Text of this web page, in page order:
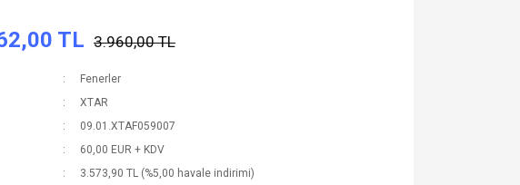
TL 3.960,00 TL
Fenerler
XTAR
09.01.XTAF059007
60,00 EUR + KDV
3.573,90 TL (%5,00 havale indirimi)